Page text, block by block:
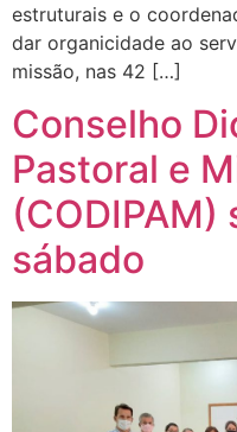
estruturais e o
dar organicidade ao
missão, nas 42 […]
Conselho
Pastoral e
(CODIPAM)
sábado